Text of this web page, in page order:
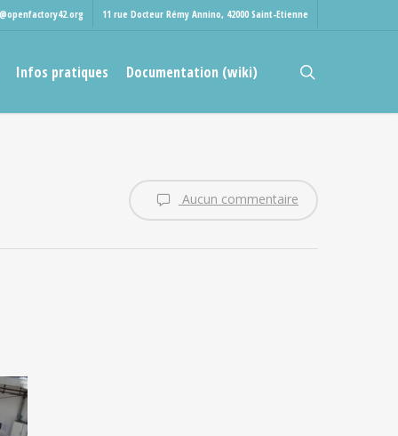
11 rue Docteur Rémy Annino, 42000 Saint-Etienne
Infos pratiques Documentation (wiki)
Aucun commentaire